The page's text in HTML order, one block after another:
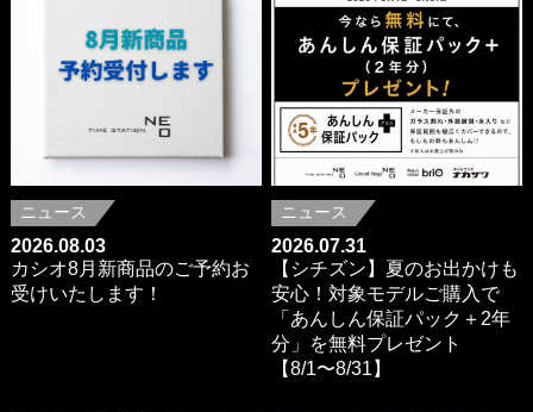
ニュース
2026.08.03
カシオ8月新商品のご予約お
受けいたします！
ニュース
2026.07.31
【シチズン】夏のお出かけも
安心！対象モデルご購入で
「あんしん保証パック＋2年
分」を無料プレゼント
【8/1〜8/31】